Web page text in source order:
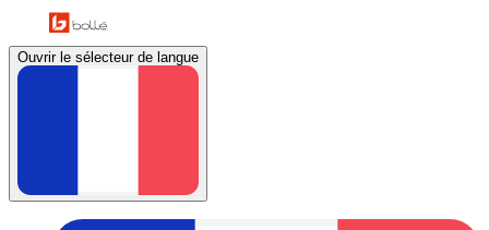
Ouvrir le sélecteur de langue